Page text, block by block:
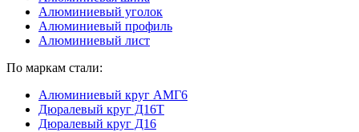
Алюминиевый уголок
Алюминиевый профиль
Алюминиевый лист
По маркам стали:
Алюминиевый круг АМГ6
Дюралевый круг Д16Т
Дюралевый круг Д16